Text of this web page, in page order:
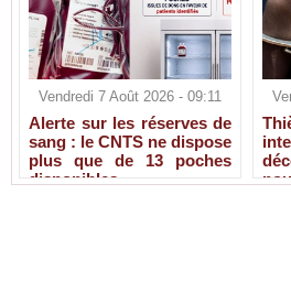
Vendredi 7 Août 2026 - 09:11
Alerte sur les réserves de
sang : le CNTS ne dispose
plus que de 13 poches
disponibles